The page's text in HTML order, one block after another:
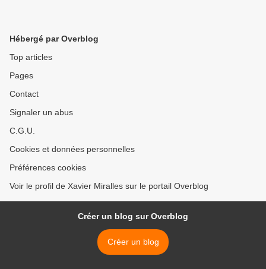
Hébergé par Overblog
Top articles
Pages
Contact
Signaler un abus
C.G.U.
Cookies et données personnelles
Préférences cookies
Voir le profil de Xavier Miralles sur le portail Overblog
Créer un blog sur Overblog
Créer un blog